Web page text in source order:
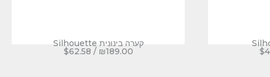
$
קערה בינונית Silhouette
₪189.00
/
$62.58